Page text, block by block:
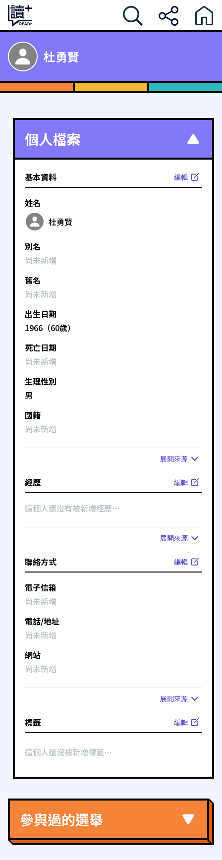
杜勇賢
個人檔案
基本資料 編輯
姓名
杜勇賢
別名
尚未新增
舊名
尚未新增
出生日期
1966（60歲）
死亡日期
尚未新增
生理性別
男
國籍
尚未新增
展開來源
經歷 編輯
這個人還沒有被新增經歷⋯
展開來源
聯絡方式 編輯
電子信箱
尚未新增
電話/地址
尚未新增
網站
尚未新增
展開來源
標籤 編輯
這個人還沒被新增標籤⋯
參與過的選舉